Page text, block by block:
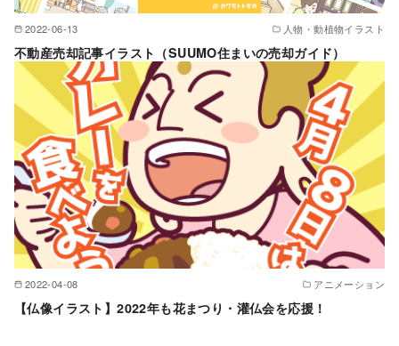
2022-06-13 人物・動植物イラスト
不動産売却記事イラスト（SUUMO住まいの売却ガイド）
2022-04-08 アニメーション
【仏像イラスト】2022年も花まつり・灌仏会を応援！